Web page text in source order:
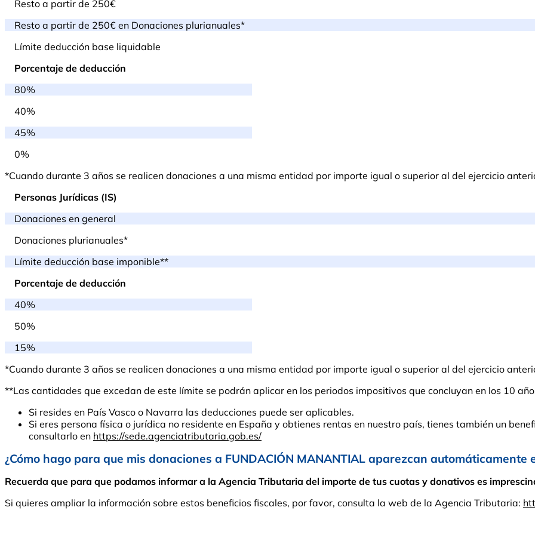
Resto a partir de 250€
Resto a partir de 250€ en Donaciones plurianuales*
Límite deducción base liquidable
Porcentaje de deducción
80%
40%
45%
0%
*Cuando durante 3 años se realicen donaciones a una misma entidad por importe igual o superior al del ejercicio
Personas Jurídicas (IS)
Donaciones en general
Donaciones plurianuales*
Límite deducción base imponible**
Porcentaje de deducción
40%
50%
15%
*Cuando durante 3 años se realicen donaciones a una misma entidad por importe igual o superior al del ejercicio
**Las cantidades que excedan de este límite se podrán aplicar en los periodos impositivos que concluyan en los 10
Si resides en País Vasco o Navarra las deducciones puede ser aplicables.
Si eres persona física o jurídica no residente en España y obtienes rentas en nuestro país, tienes también un
consultarlo en https://sede.agenciatributaria.gob.es/
¿Cómo hago para que mis donaciones a FUNDACIÓN MANANTIAL aparezcan automáticamente
Recuerda que para que podamos informar a la Agencia Tributaria del importe de tus cuotas y donativos es
Si quieres ampliar la información sobre estos beneficios fiscales, por favor, consulta la web de la Agencia Tributaria: